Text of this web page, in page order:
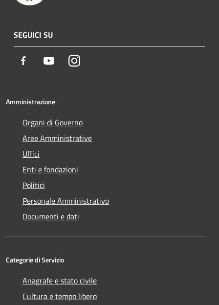
SEGUICI SU
Facebook YoutubeInstagram
Amministrazione
Organi di Governo
Aree Amministrative
Uffici
Enti e fondazioni
Politici
Personale Amministrativo
Documenti e dati
Categorie di Servizio
Anagrafe e stato civile
Cultura e tempo libero